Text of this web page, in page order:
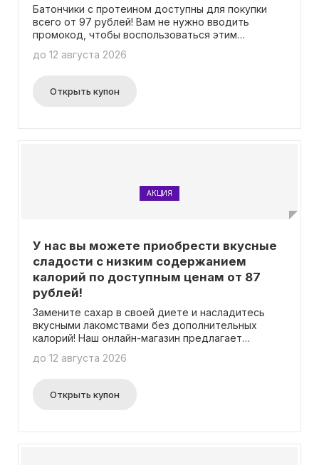
Батончики с протеином доступны для покупки
всего от 97 рублей! Вам не нужно вводить
промокод, чтобы воспользоваться этим
до 12 августа 2026
Открыть купон
АКЦИЯ
У нас вы можете приобрести вкусные
сладости с низким содержанием
калорий по доступным ценам от 87
рублей!
Замените сахар в своей диете и насладитесь
вкусными лакомствами без дополнительных
калорий! Наш онлайн-магазин предлагает
сладостей, начиная от 87 рублей. Вам не
выберите свой любимый продукт и
наслаждайтесь вкусом без вредных последствий
до 12 августа 2026
Открыть купон